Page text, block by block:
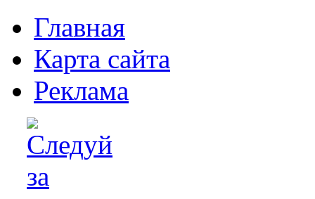
Главная
Карта сайта
Реклама